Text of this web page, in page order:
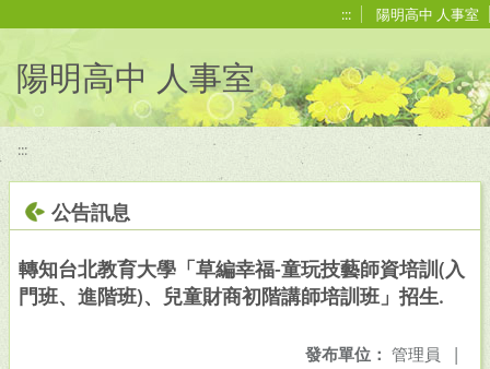
::: 陽明高中 人事室
陽明高中 人事室
:::
公告訊息
轉知台北教育大學「草編幸福-童玩技藝師資培訓(入
門班、進階班)、兒童財商初階講師培訓班」招生.
發布單位： 管理員 |